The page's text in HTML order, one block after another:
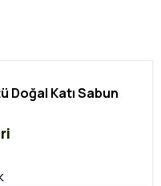
Doğal Katı Sabun